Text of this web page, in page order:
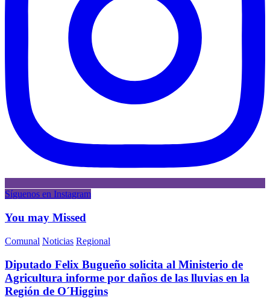
Síguenos en Instagram
You may Missed
Comunal Noticias Regional
Diputado Felix Bugueño solicita al Ministerio de
Agricultura informe por daños de las lluvias en la
Región de O´Higgins